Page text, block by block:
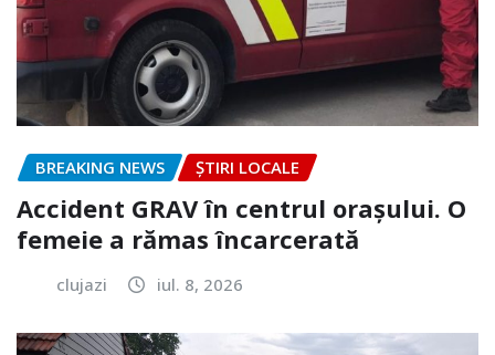
BREAKING NEWS ȘTIRI LOCALE
Accident GRAV în centrul orașului. O
femeie a rămas încarcerată
clujazi iul. 8, 2026